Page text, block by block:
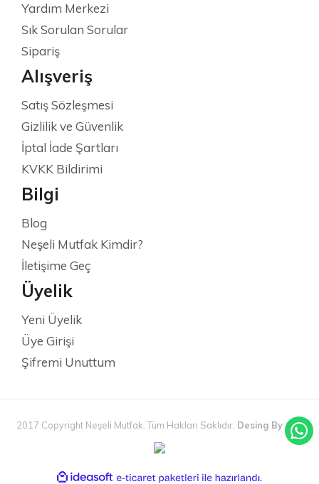
Yardım Merkezi
Sık Sorulan Sorular
Sipariş
Alışveriş
Satış Sözleşmesi
Gizlilik ve Güvenlik
İptal İade Şartları
KVKK Bildirimi
Bilgi
Blog
Neşeli Mutfak Kimdir?
İletişime Geç
Üyelik
Yeni Üyelik
Üye Girişi
Şifremi Unuttum
2017 Copyright Neşeli Mutfak. Tüm Hakları Saklıdır. Desing By Can
ideasoft e-